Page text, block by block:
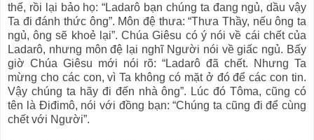
thế, rồi lại bảo họ: “Ladarô bạn chúng ta đang ngủ, dầu vậy
Ta đi đánh thức ông”. Môn đệ thưa: “Thưa Thầy, nếu ông ta
ngủ, ông sẽ khoẻ lại”. Chúa Giêsu có ý nói về cái chết của
Ladarô, nhưng môn đệ lại nghĩ Người nói về giấc ngủ. Bấy
giờ Chúa Giêsu mới nói rõ: “Ladarô đã chết. Nhưng Ta
mừng cho các con, vì Ta không có mặt ở đó để các con tin.
Vậy chúng ta hãy đi đến nhà ông”. Lúc đó Tôma, cũng có
tên là Ðiđimô, nói với đồng bạn: “Chúng ta cũng đi để cùng
chết với Người”.